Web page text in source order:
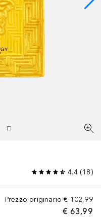
4.4(18)
Prezzo originario € 102,99
€ 63,99